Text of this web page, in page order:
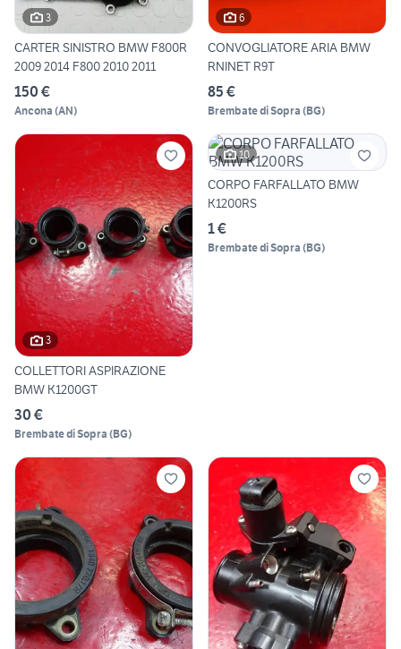
3
CARTER SINISTRO BMW F800R
2009 2014 F800 2010 2011
150 €
Ancona (AN)
6
CONVOGLIATORE ARIA BMW
RNINET R9T
85 €
Brembate di Sopra (BG)
3
COLLETTORI ASPIRAZIONE
BMW K1200GT
30 €
Brembate di Sopra (BG)
10
CORPO FARFALLATO BMW
K1200RS
1 €
Brembate di Sopra (BG)